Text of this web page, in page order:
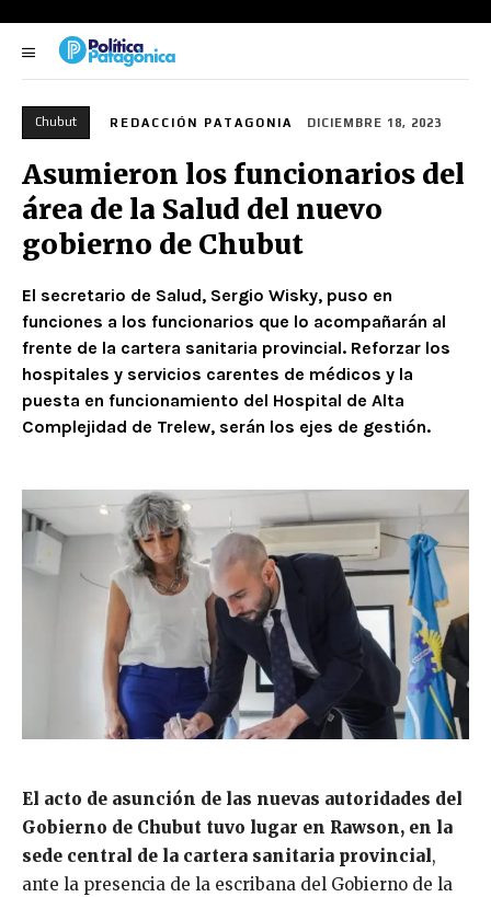
Chubut REDACCIÓN PATAGONIA DICIEMBRE 18, 2023
Asumieron los funcionarios del
área de la Salud del nuevo
gobierno de Chubut
El secretario de Salud, Sergio Wisky, puso en
funciones a los funcionarios que lo acompañarán al
frente de la cartera sanitaria provincial. Reforzar los
hospitales y servicios carentes de médicos y la
puesta en funcionamiento del Hospital de Alta
Complejidad de Trelew, serán los ejes de gestión.
El acto de asunción de las nuevas autoridades del
Gobierno de Chubut tuvo lugar en Rawson, en la
sede central de la cartera sanitaria provincial,
ante la presencia de la escribana del Gobierno de la